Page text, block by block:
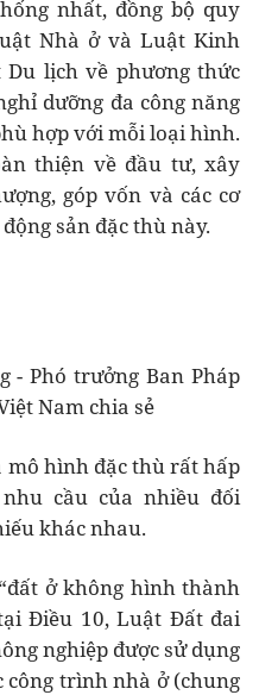
nhất, đồng bộ quy
Nhà ở và Luật Kinh
lịch về phương thức
dưỡng đa công năng
hợp với mỗi loại hình.
thiện về đầu tư, xây
góp vốn và các cơ
sản đặc thù này.
- Phó trưởng Ban Pháp
Nam chia sẻ
mô hình đặc thù rất hấp
cầu của nhiều đối
khác nhau.
ở không hình thành
Điều 10, Luật Đất đai
nghiệp được sử dụng
công trình nhà ở (chung